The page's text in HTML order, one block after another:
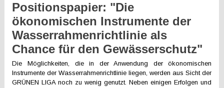
Positionspapier: "Die
ökonomischen Instrumente der
Wasserrahmenrichtlinie als
Chance für den Gewässerschutz"
Die Möglichkeiten, die in der Anwendung der ökonomischen
Instrumente der Wasserrahmenrichtlinie liegen, werden aus Sicht der
GRÜNEN LIGA noch zu wenig genutzt. Neben einigen Erfolgen und